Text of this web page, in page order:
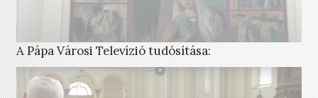
A Pápa Városi Televízió tudósítása: